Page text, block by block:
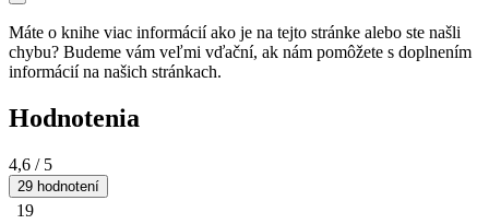
Máte o knihe viac informácií ako je na tejto stránke alebo ste našli
chybu? Budeme vám veľmi vďační, ak nám pomôžete s doplnením
informácií na našich stránkach.
Hodnotenia
4,6 / 5
29 hodnotení
19